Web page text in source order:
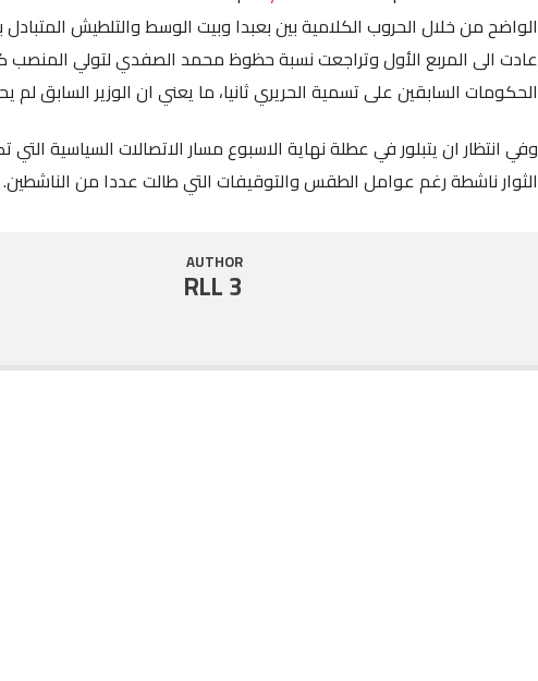
RSS FEED
SHARE
LINK
الواضح من خلال الحروب الكلامية بين بعبدا وبيت الوسط والتلطيش
عادت الى المربع الأول وتراجعت نسبة حظوظ محمد الصفدي لتولي المنصب
الحكومات السابقين على تسمية الحريري ثانيا، ما يعني ان الوزير السابق لم
وفي انتظار ان يتبلور في عطلة نهاية الاسبوع مسار الاتصالات السياسية
الثوار ناشطة رغم عوامل الطقس والتوقيفات التي طالت عددا من الناشطين.
AUTHOR
RLL 3